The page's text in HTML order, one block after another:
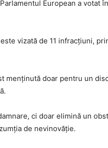
European a votat
vizată de 11 infracțiuni,
menținută doar pentru un
ci doar elimină un
de nevinovăție.